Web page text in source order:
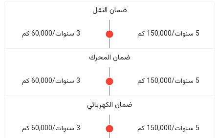
ضمان النقل
5 سنوات/150,000 كم 3 سنوات/60,000 كم
ضمان المحرك
5 سنوات/150,000 كم 3 سنوات/60,000 كم
ضمان الكهربائي
5 سنوات/150,000 كم 3 سنوات/60,000 كم